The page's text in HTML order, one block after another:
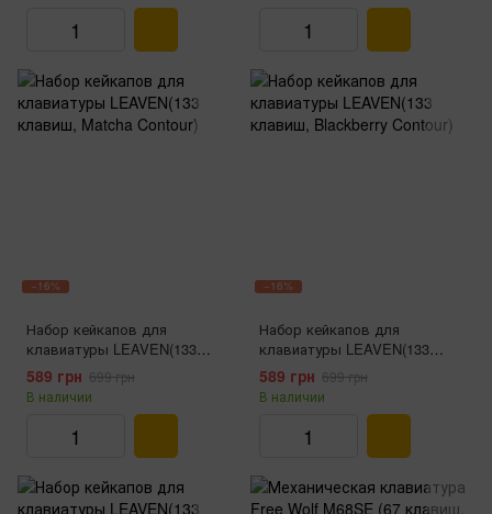
−16%
Набор кейкапов для
клавиатуры LEAVEN(133
клавиш, Matcha Contour)
589 грн 699 грн
В наличии
−16%
Набор кейкапов для
клавиатуры LEAVEN(133
клавиш, Blackberry Contour)
589 грн 699 грн
В наличии